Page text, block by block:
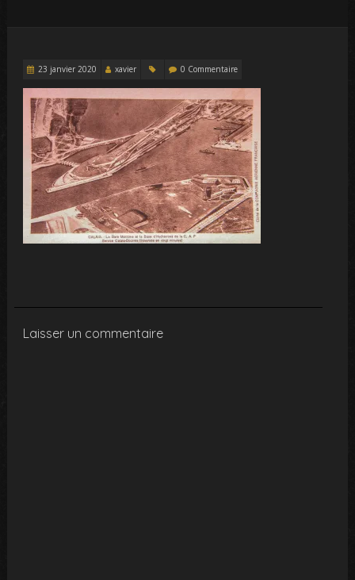
23 janvier 2020 xavier 0 Commentaire
Laisser un commentaire